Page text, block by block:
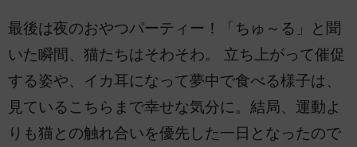
最後は夜のおやつパーティー！「ちゅ～る」と聞
いた瞬間、猫たちはそわそわ。 立ち上がって催促
する姿や、イカ耳になって夢中で食べる様子は、
見ているこちらまで幸せな気分に。結局、運動よ
りも猫との触れ合いを優先した一日となったので